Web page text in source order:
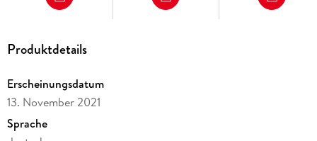
Produktdetails
Erscheinungsdatum
13. November 2021
Sprache